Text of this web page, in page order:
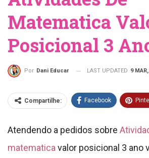
Matematica
Posicional 3
Por Dani Educar LAST UPDATED 9
Compartilhe: Facebook
Atendendo a pedidos sobre
matematica valor posicional 3 ano